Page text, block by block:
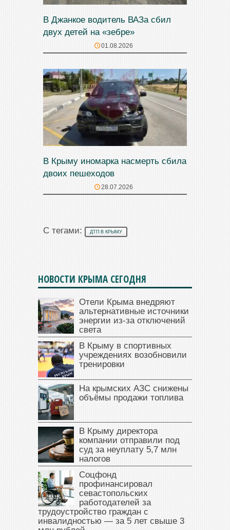
В Джанкое водитель ВАЗа сбил
двух детей на «зебре»
01.08.2026
В Крыму иномарка насмерть сбила
двоих пешеходов
28.07.2026
С тегами: ДТП В КРЫМУ
НОВОСТИ КРЫМА СЕГОДНЯ
Отели Крыма внедряют
альтернативные источники
энергии из-за отключений
света
В Крыму в спортивных
учреждениях возобновили
тренировки
На крымских АЗС снижены
объёмы продажи топлива
В Крыму директора
компании отправили под
суд за неуплату 5,7 млн
налогов
Соцфонд
профинансировал
севастопольских
работодателей за
трудоустройство граждан с
инвалидностью — за 5 лет свыше 3